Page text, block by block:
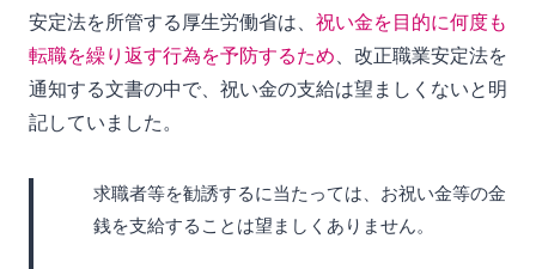
安定法を所管する厚生労働省は、 祝い金を目的に何度も
転職を繰り返す行為を予防するため 、改正職業安定法を
通知する文書の中で、祝い金の支給は望ましくないと明
記していました。
求職者等を勧誘するに当たっては、お祝い金等の金
銭を支給することは望ましくありません。